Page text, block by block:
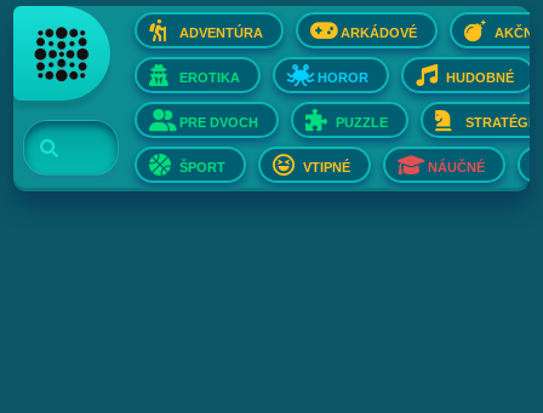
ADVENTÚRA ARKÁDOVÉ AKČNÉ
EROTIKA HOROR HUDOBNÉ
PRE DVOCH PUZZLE STRATÉGIE
ŠPORT VTIPNÉ NÁUČNÉ